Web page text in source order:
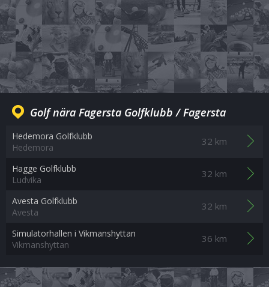
Golf nära Fagersta Golfklubb / Fagersta
Hedemora Golfklubb
Hedemora
32 km
Hagge Golfklubb
Ludvika
32 km
Avesta Golfklubb
Avesta
32 km
Simulatorhallen i Vikmanshyttan
Vikmanshyttan
36 km